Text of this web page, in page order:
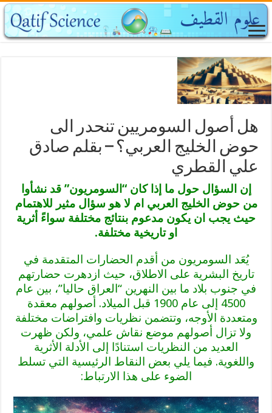
هل أصول السومريين تنحدر الى
حوض الخليج العربي؟ – بقلم صادق
علي القطري
إن السؤال حول ما إذا كان “السومريون” قد نشأوا
من حوض الخليج العربي ام لا هو سؤال مثير للاهتمام
حيث يجب ان يكون مدعوم بنتائج مختلفة سواءً أثرية
او تاريخية مختلفة.
يُعَد السومريون من أقدم الحضارات المتقدمة في
تاريخ البشرية على الاطلاق، حيث ازدهرت حضارتهم
في جنوب بلاد ما بين النهرين “العراق حاليا”، بين عام
4500 إلى عام 1900 قبل الميلاد. أصولهم معقدة
ومتعددة الأوجه، وتتضمن نظريات وافتراضات مختلفة
ولا تزال أصولهم موضع نقاش علمي، ولكن ظهرت
العديد من النظريات استنادًا إلى الأدلة الأثرية
واللغوية. فيما يلي بعض النقاط الرئيسية التي تسلط
الضوء على هذا الارتباط: